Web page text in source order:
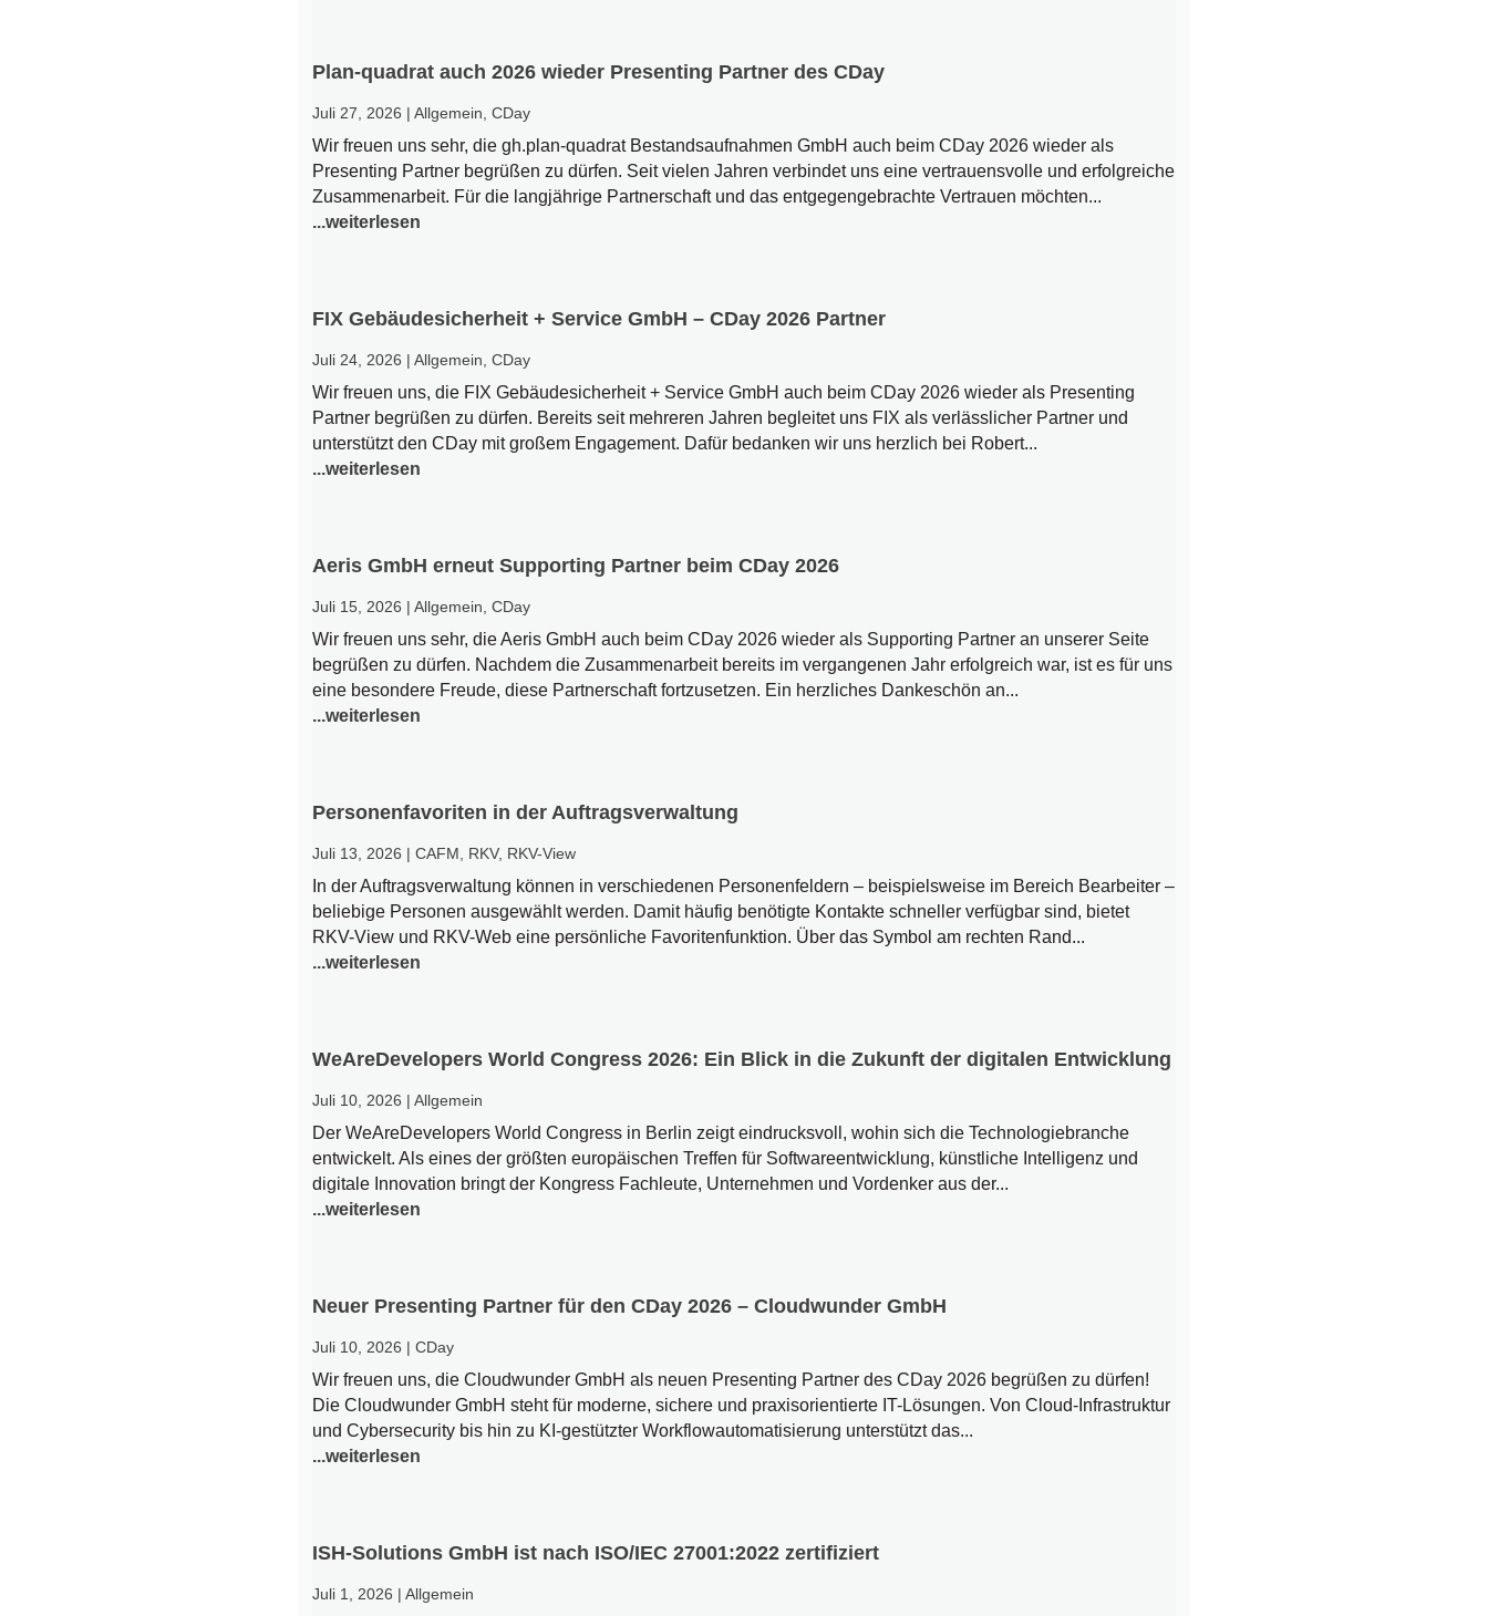
Plan-quadrat auch 2026 wieder Presenting Partner des CDay
Juli 27, 2026 |Allgemein,CDay
Wir freuen uns sehr, die gh.plan-quadrat Bestandsaufnahmen GmbH auch beim CDay 2026 wieder als
Presenting Partner begrüßen zu dürfen. Seit vielen Jahren verbindet uns eine vertrauensvolle und erfolgreiche
Zusammenarbeit. Für die langjährige Partnerschaft und das entgegengebrachte Vertrauen möchten...
...weiterlesen
FIX Gebäudesicherheit + Service GmbH – CDay 2026 Partner
Juli 24, 2026 |Allgemein,CDay
Wir freuen uns, die FIX Gebäudesicherheit + Service GmbH auch beim CDay 2026 wieder als Presenting
Partner begrüßen zu dürfen. Bereits seit mehreren Jahren begleitet uns FIX als verlässlicher Partner und
unterstützt den CDay mit großem Engagement. Dafür bedanken wir uns herzlich bei Robert...
...weiterlesen
Aeris GmbH erneut Supporting Partner beim CDay 2026
Juli 15, 2026 |Allgemein,CDay
Wir freuen uns sehr, die Aeris GmbH auch beim CDay 2026 wieder als Supporting Partner an unserer Seite
begrüßen zu dürfen. Nachdem die Zusammenarbeit bereits im vergangenen Jahr erfolgreich war, ist es für uns
eine besondere Freude, diese Partnerschaft fortzusetzen. Ein herzliches Dankeschön an...
...weiterlesen
Personenfavoriten in der Auftragsverwaltung
Juli 13, 2026 |CAFM, RKV, RKV-View
In der Auftragsverwaltung können in verschiedenen Personenfeldern – beispielsweise im Bereich Bearbeiter –
beliebige Personen ausgewählt werden. Damit häufig benötigte Kontakte schneller verfügbar sind, bietet
RKV-View und RKV-Web eine persönliche Favoritenfunktion. Über das Symbol am rechten Rand...
...weiterlesen
WeAreDevelopers World Congress 2026: Ein Blick in die Zukunft der digitalen Entwicklung
Juli 10, 2026 |Allgemein
Der WeAreDevelopers World Congress in Berlin zeigt eindrucksvoll, wohin sich die Technologiebranche
entwickelt. Als eines der größten europäischen Treffen für Softwareentwicklung, künstliche Intelligenz und
digitale Innovation bringt der Kongress Fachleute, Unternehmen und Vordenker aus der...
...weiterlesen
Neuer Presenting Partner für den CDay 2026 – Cloudwunder GmbH
Juli 10, 2026 |CDay
Wir freuen uns, die Cloudwunder GmbH als neuen Presenting Partner des CDay 2026 begrüßen zu dürfen!
Die Cloudwunder GmbH steht für moderne, sichere und praxisorientierte IT-Lösungen. Von Cloud-Infrastruktur
und Cybersecurity bis hin zu KI-gestützter Workflowautomatisierung unterstützt das...
...weiterlesen
ISH-Solutions GmbH ist nach ISO/IEC 27001:2022 zertifiziert
Juli 1, 2026 |Allgemein